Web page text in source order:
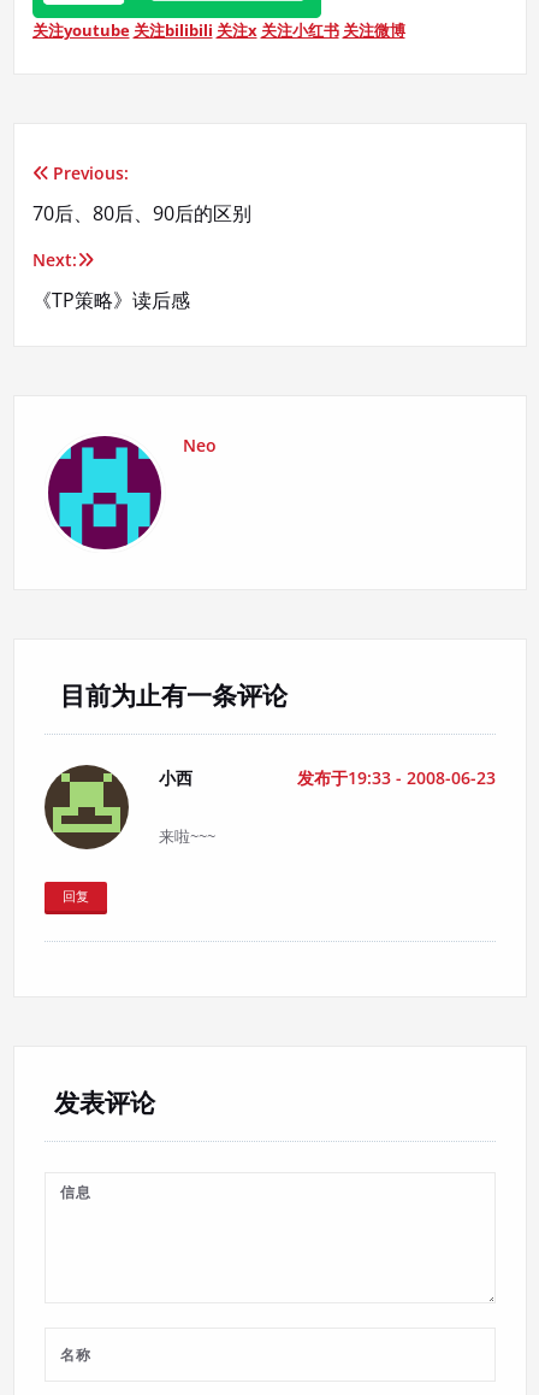
关注youtube 关注bilibili 关注x 关注小红书 关注微博
文
章
导
Previous:
70后、80后、90后的区别
Next:
《TP策略》读后感
Neo
目前为止有一条评论
小西 发布于19:33 - 2008-06-23
来啦~~~
回复
发表评论